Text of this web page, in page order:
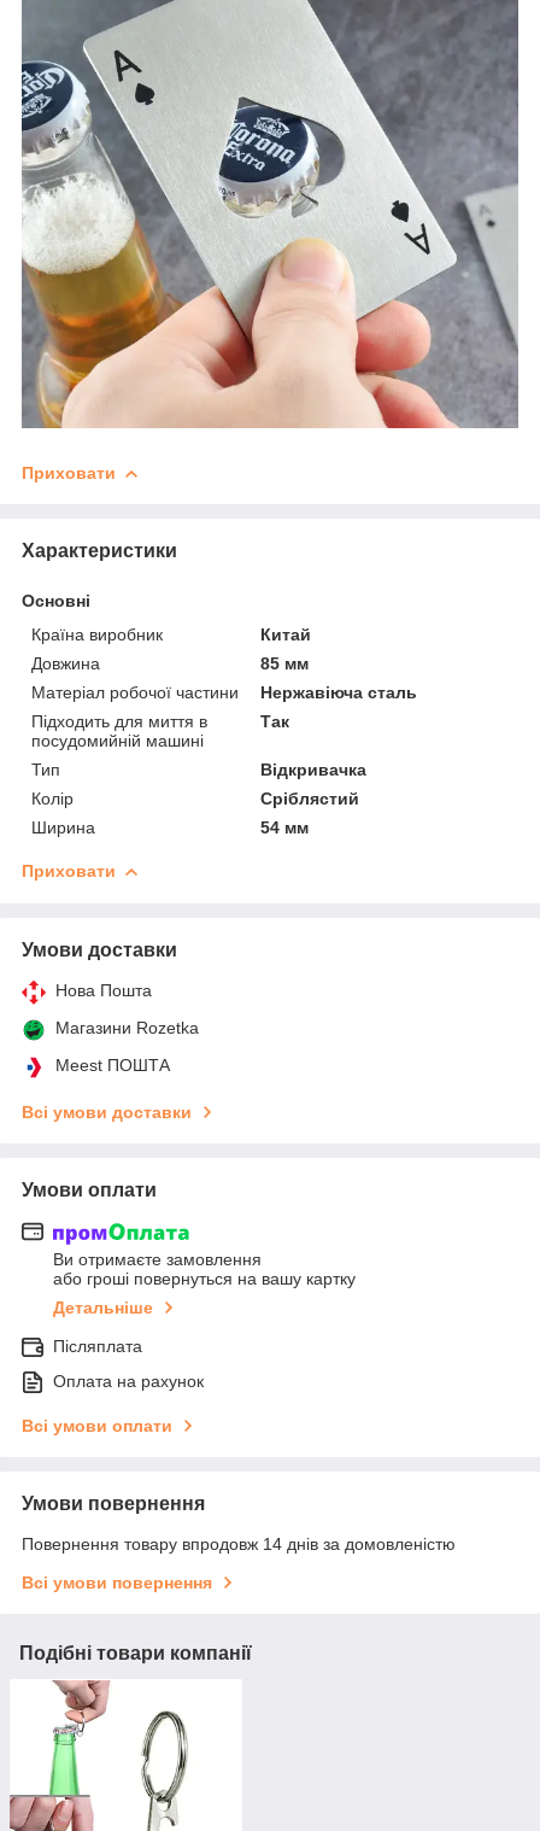
Приховати
Характеристики
Основні
Країна виробник
Китай
Довжина
85 мм
Матеріал робочої частини
Нержавіюча сталь
Підходить для миття в
посудомийній машині
Так
Тип
Відкривачка
Колір
Сріблястий
Ширина
54 мм
Приховати
Умови доставки
Нова Пошта
Магазини Rozetka
Meest ПОШТА
Всі умови доставки
Умови оплати
Ви отримаєте замовлення
або гроші повернуться на вашу картку
Детальніше
Післяплата
Оплата на рахунок
Всі умови оплати
Умови повернення
Повернення товару впродовж 14 днів за домовленістю
Всі умови повернення
Подібні товари компанії